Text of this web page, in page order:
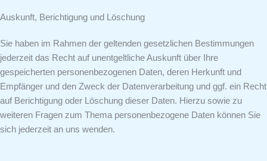
Auskunft, Berichtigung und Löschung
Sie haben im Rahmen der geltenden gesetzlichen Bestimmungen
jederzeit das Recht auf unentgeltliche Auskunft über Ihre
gespeicherten personenbezogenen Daten, deren Herkunft und
Empfänger und den Zweck der Datenverarbeitung und ggf. ein Recht
auf Berichtigung oder Löschung dieser Daten. Hierzu sowie zu
weiteren Fragen zum Thema personenbezogene Daten können Sie
sich jederzeit an uns wenden.